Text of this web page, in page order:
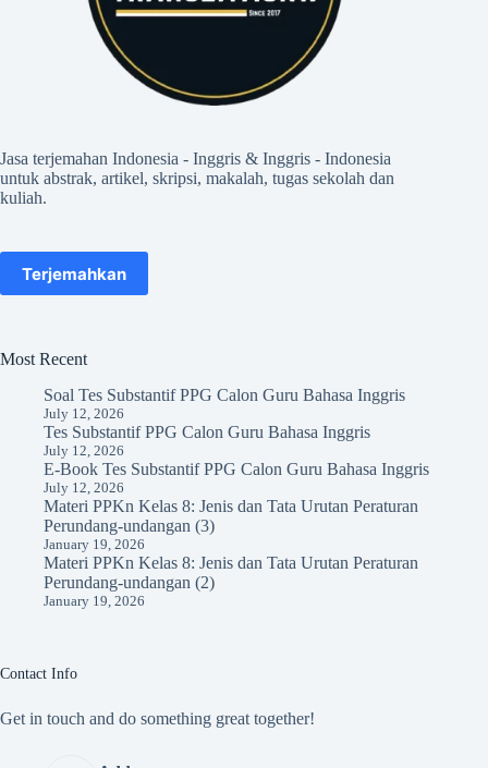
Jasa terjemahan Indonesia - Inggris & Inggris - Indonesia
untuk abstrak, artikel, skripsi, makalah, tugas sekolah dan
kuliah.
Terjemahkan
Most Recent
Soal Tes Substantif PPG Calon Guru Bahasa Inggris
July 12, 2026
Tes Substantif PPG Calon Guru Bahasa Inggris
July 12, 2026
E-Book Tes Substantif PPG Calon Guru Bahasa Inggris
July 12, 2026
Materi PPKn Kelas 8: Jenis dan Tata Urutan Peraturan
Perundang-undangan (3)
January 19, 2026
Materi PPKn Kelas 8: Jenis dan Tata Urutan Peraturan
Perundang-undangan (2)
January 19, 2026
Contact Info
Get in touch and do something great together!